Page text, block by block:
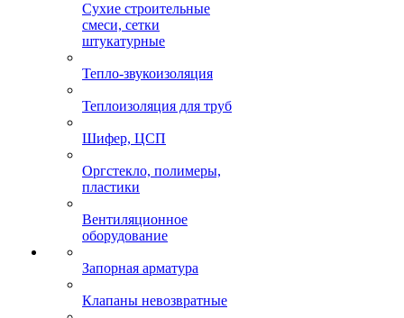
Сухие строительные
смеси, сетки
штукатурные
Тепло-звукоизоляция
Теплоизоляция для труб
Шифер, ЦСП
Оргстекло, полимеры,
пластики
Вентиляционное
оборудование
Запорная арматура
Клапаны невозвратные